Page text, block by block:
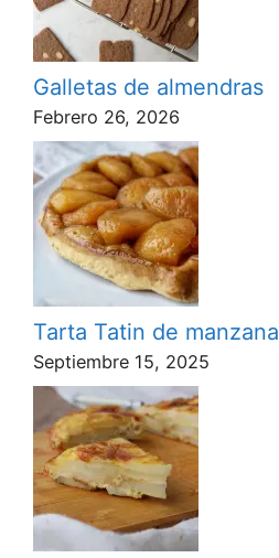
Galletas de almendras
Febrero 26, 2026
Tarta Tatin de manzana
Septiembre 15, 2025